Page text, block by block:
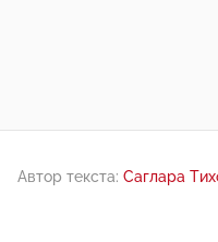
Автор текста: Саглара